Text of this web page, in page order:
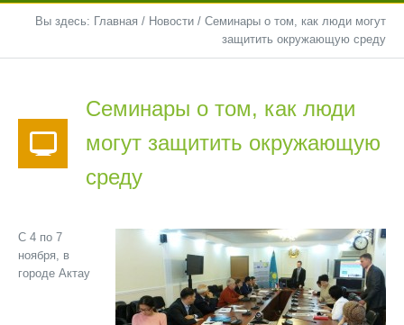
Вы здесь: Главная / Новости / Семинары о том, как люди могут
защитить окружающую среду
Семинары о том, как люди
могут защитить окружающую
среду
С 4 по 7
ноября, в
городе Актау